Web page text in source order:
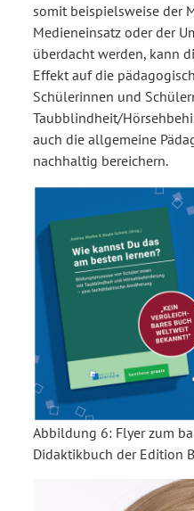
somit beispielsweise der
Medieneinsatz oder der
überdacht werden, kann
Effekt auf die
Schülerinnen und
Taubblindheit/
auch die allgemeine
nachhaltig bereichern.
Abbildung 6: Flyer zum
Didaktikbuch der Edition